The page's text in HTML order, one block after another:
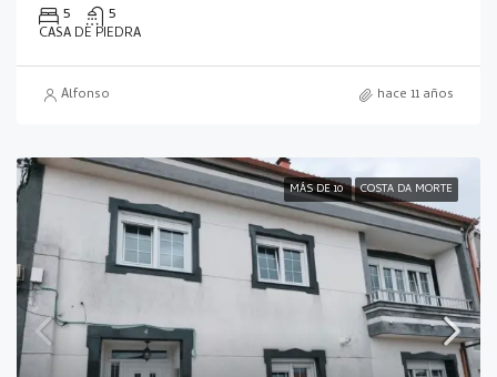
5 5
CASA DE PIEDRA
Alfonso hace 11 años
MÁS DE 10 COSTA DA MORTE